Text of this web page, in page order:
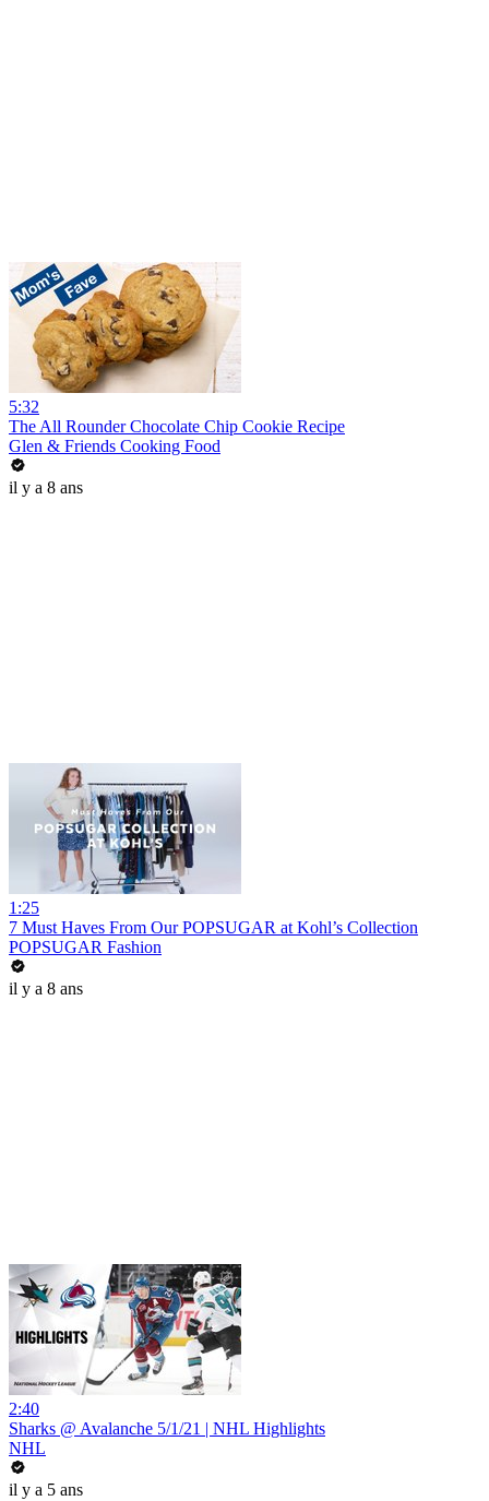
5:32
The All Rounder Chocolate Chip Cookie Recipe
Glen & Friends Cooking Food
il y a 8 ans
1:25
7 Must Haves From Our POPSUGAR at Kohl’s Collection
POPSUGAR Fashion
il y a 8 ans
2:40
Sharks @ Avalanche 5/1/21 | NHL Highlights
NHL
il y a 5 ans